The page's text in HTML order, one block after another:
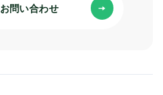
お問い合わせ
お問い合わせ